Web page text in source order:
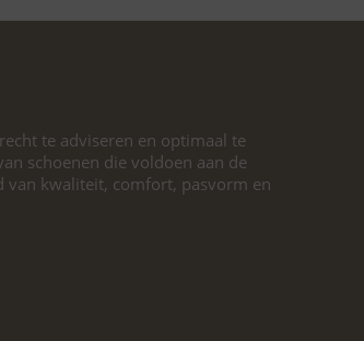
te adviseren en optimaal te
schoenen die voldoen aan de
van kwaliteit, comfort, pasvorm en